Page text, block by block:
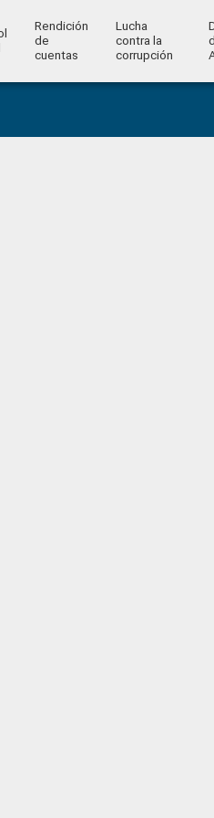
Rendición
de
cuentas
Lucha
contra la
corrupción